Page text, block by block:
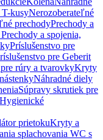
T-kusyNerozoberateľné
prechodyPrechody a
a spojenia,
Príslušenstvo pre
pre Geberit
rúry a tvarovkyKryty
Náhradné diely
Súpravy skrutiek pre
Hygienické
prietokuKryty a
splachovania WC s